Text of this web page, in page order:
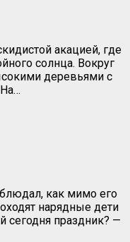
акацией, где
солнца. Вокруг
деревьями с
как мимо его
нарядные дети
сегодня праздник? —